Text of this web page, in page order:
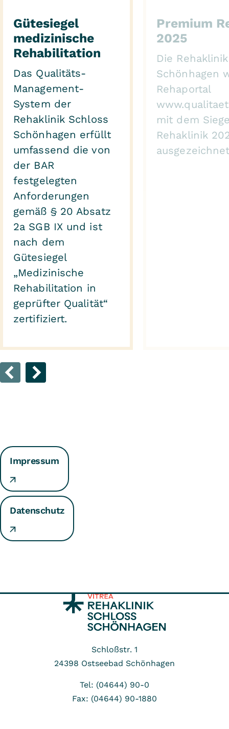
Gütesiegel
medizinische
Rehabilitation
Das Qualitäts-
Management-
System der
Rehaklinik Schloss
Schönhagen erfüllt
umfassend die von
der BAR
festgelegten
Anforderungen
gemäß § 20 Absatz
2a SGB IX und ist
nach dem
Gütesiegel
„Medizinische
Rehabilitation in
geprüfter Qualität“
zertifiziert.
Premium
2025
Die
Schönhagen
Rehaportal
mit dem
Rehaklinik
Impressum
Datenschutz
Schloßstr. 1
24398 Ostseebad Schönhagen
Tel: (04644) 90-0
Fax: (04644) 90-1880